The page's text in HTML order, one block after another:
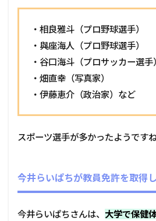
・相良雅斗（プロ野球選手）
・與座海人（プロ野球選手）
・谷口海斗（プロサッカー選手）
・畑直幸（写真家）
・伊藤恵介（政治家）など
スポーツ選手が多かったようですね
今井らいぱちが教員免許を取得
今井らいぱちさんは、 大学で保健